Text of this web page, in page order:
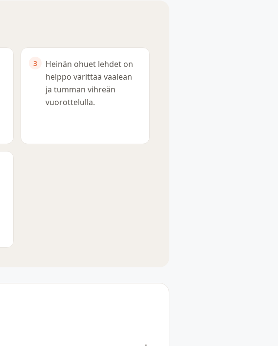
Heinän ohuet lehdet on
helppo värittää vaalean
ja tumman vihreän
vuorottelulla.